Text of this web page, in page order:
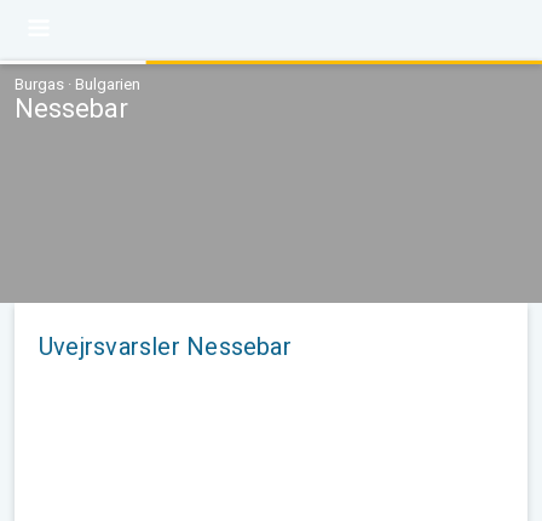
Burgas · Bulgarien
Nessebar
Uvejrsvarsler Nessebar